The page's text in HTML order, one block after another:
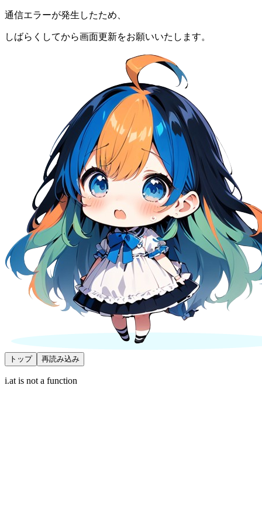
通信エラーが発生したため、
しばらくしてから画面更新をお願いいたします。
トップ 再読み込み
i.at is not a function